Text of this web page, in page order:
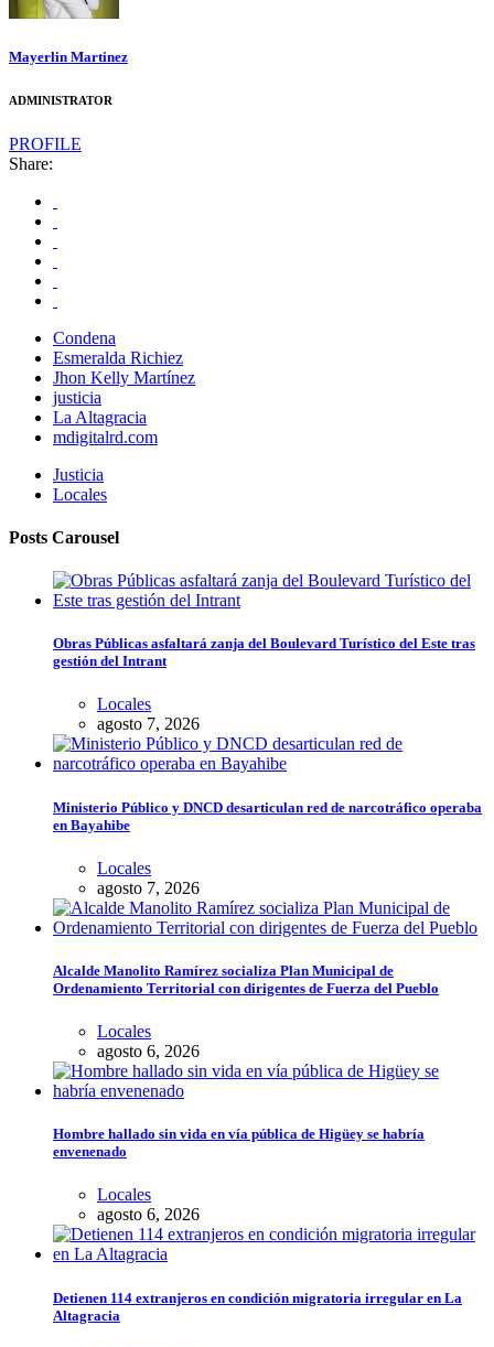
Mayerlin Martinez
ADMINISTRATOR
PROFILE
Share:
Condena
Esmeralda Richiez
Jhon Kelly Martínez
justicia
La Altagracia
mdigitalrd.com
Justicia
Locales
Posts Carousel
Obras Públicas asfaltará zanja del Boulevard Turístico del Este tras
gestión del Intrant
Locales
agosto 7, 2026
Ministerio Público y DNCD desarticulan red de narcotráfico operaba
en Bayahibe
Locales
agosto 7, 2026
Alcalde Manolito Ramírez socializa Plan Municipal de
Ordenamiento Territorial con dirigentes de Fuerza del Pueblo
Locales
agosto 6, 2026
Hombre hallado sin vida en vía pública de Higüey se habría
envenenado
Locales
agosto 6, 2026
Detienen 114 extranjeros en condición migratoria irregular en La
Altagracia